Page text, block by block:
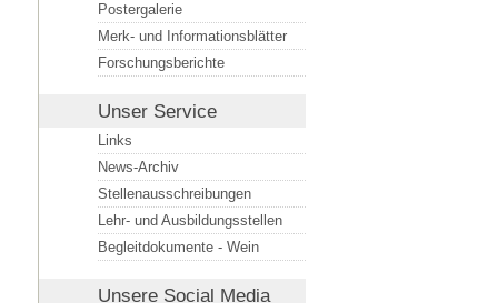
Postergalerie
Merk- und Informationsblätter
Forschungsberichte
Unser Service
Links
News-Archiv
Stellenausschreibungen
Lehr- und Ausbildungsstellen
Begleitdokumente - Wein
Unsere Social Media